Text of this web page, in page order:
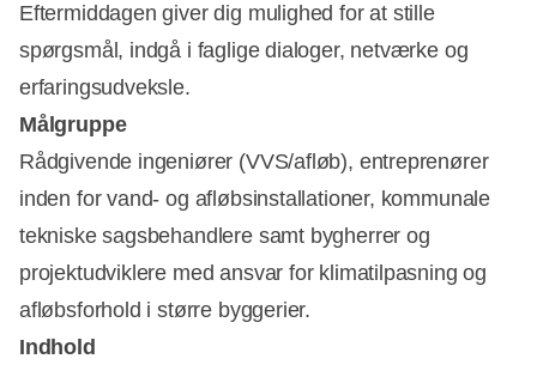
Eftermiddagen giver dig mulighed for at stille
spørgsmål, indgå i faglige dialoger, netværke og
erfaringsudveksle.
Målgruppe
Rådgivende ingeniører (VVS/afløb), entreprenører
inden for vand- og afløbsinstallationer, kommunale
tekniske sagsbehandlere samt bygherrer og
projektudviklere med ansvar for klimatilpasning og
afløbsforhold i større byggerier.
Indhold